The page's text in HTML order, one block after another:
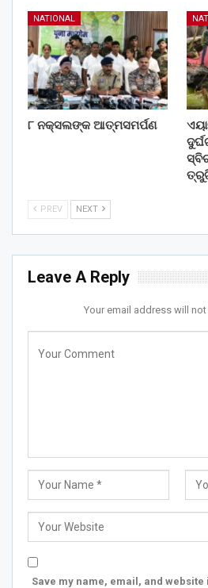
NATIONAL
୮ ନକ୍ସଲଙ୍କ ଆତ୍ମସମର୍ପଣ
PREV NEXT
Leave A Reply
Your email address will not
Save my name, email, and